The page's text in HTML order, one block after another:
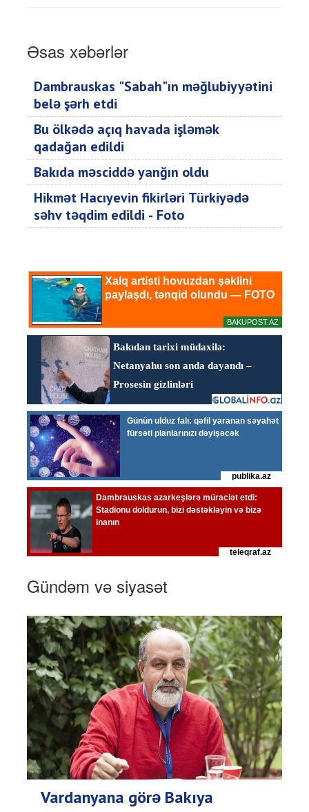
Əsas xəbərlər
Dambrauskas "Sabah"ın məğlubiyyətini
belə şərh etdi
Bu ölkədə açıq havada işləmək
qadağan edildi
Bakıda məsciddə yanğın oldu
Hikmət Hacıyevin fikirləri Türkiyədə
səhv təqdim edildi - Foto
Gündəm və siyasət
Vardanyana görə Bakıya